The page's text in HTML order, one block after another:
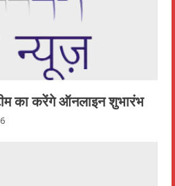
का करेंगे ऑनलाइन शुभारंभ